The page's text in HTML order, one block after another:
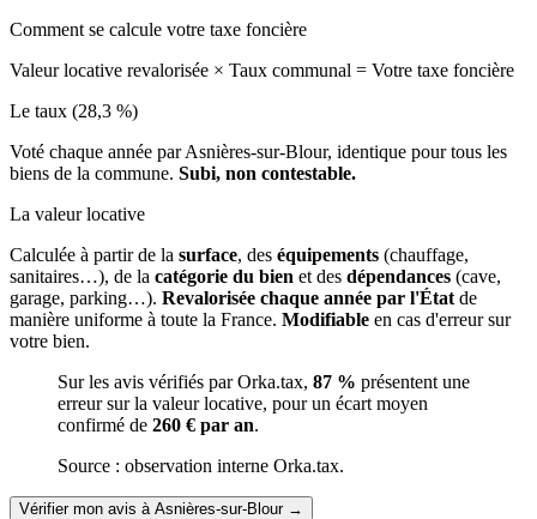
Comment se calcule votre taxe foncière
Valeur locative revalorisée × Taux communal = Votre taxe foncière
Le taux (28,3 %)
Voté chaque année par Asnières-sur-Blour, identique pour tous les
biens de la commune. Subi, non contestable.
La valeur locative
Calculée à partir de la surface, des équipements (chauffage,
sanitaires…), de la catégorie du bien et des dépendances (cave,
garage, parking…). Revalorisée chaque année par l'État de
manière uniforme à toute la France. Modifiable en cas d'erreur sur
votre bien.
Sur les avis vérifiés par Orka.tax, 87 % présentent une
erreur sur la valeur locative, pour un écart moyen
confirmé de 260 € par an.
Source : observation interne Orka.tax.
Vérifier mon avis à Asnières-sur-Blour→